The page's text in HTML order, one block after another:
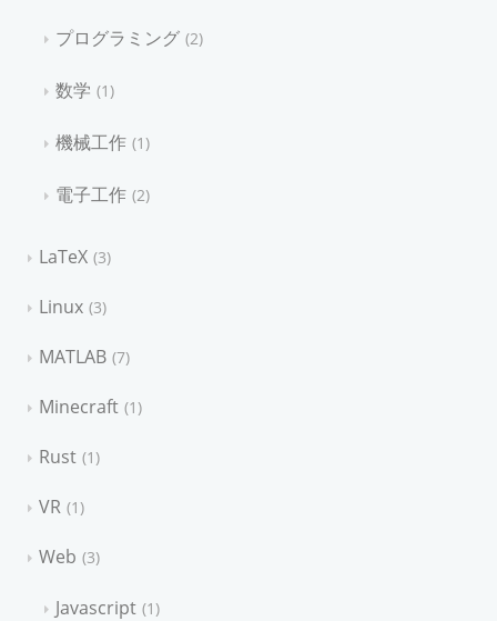
プログラミング 2
数学 1
機械工作 1
電子工作 2
LaTeX 3
Linux 3
MATLAB 7
Minecraft 1
Rust 1
VR 1
Web 3
Javascript 1